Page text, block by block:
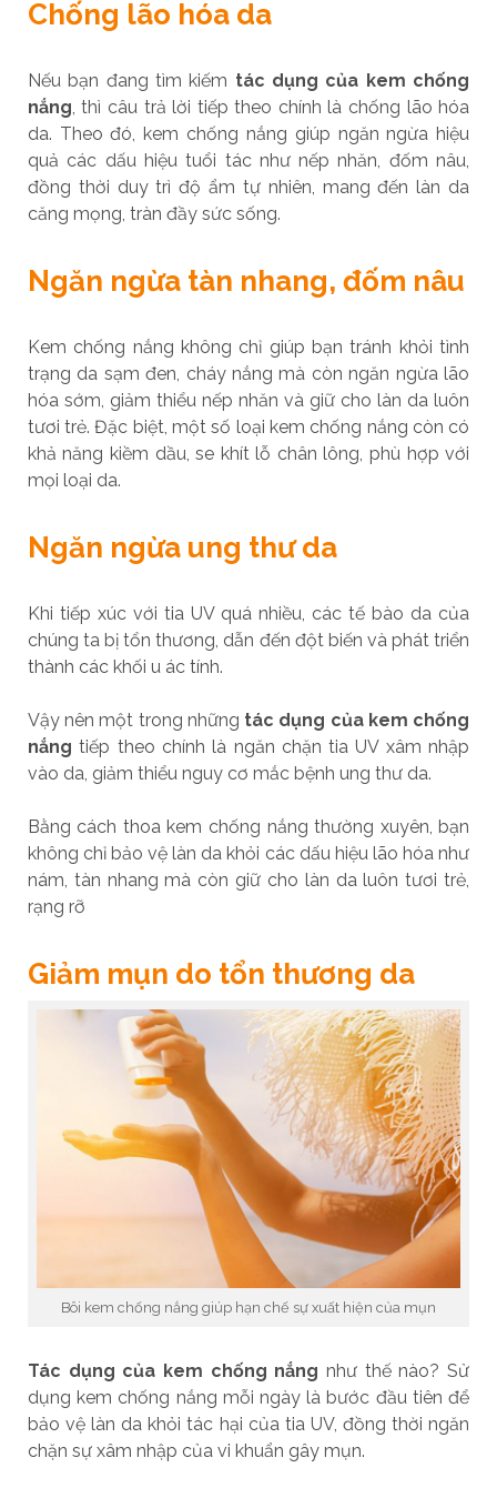
Chống lão hóa da
Nếu bạn đang tìm kiếm tác dụng của kem chống
nắng, thì câu trả lời tiếp theo chính là chống lão hóa
da. Theo đó, kem chống nắng giúp ngăn ngừa hiệu
quả các dấu hiệu tuổi tác như nếp nhăn, đốm nâu,
đồng thời duy trì độ ẩm tự nhiên, mang đến làn da
căng mọng, tràn đầy sức sống.
Ngăn ngừa tàn nhang, đốm nâu
Kem chống nắng không chỉ giúp bạn tránh khỏi tình
trạng da sạm đen, cháy nắng mà còn ngăn ngừa lão
hóa sớm, giảm thiểu nếp nhăn và giữ cho làn da luôn
tươi trẻ. Đặc biệt, một số loại kem chống nắng còn có
khả năng kiềm dầu, se khít lỗ chân lông, phù hợp với
mọi loại da.
Ngăn ngừa ung thư da
Khi tiếp xúc với tia UV quá nhiều, các tế bào da của
chúng ta bị tổn thương, dẫn đến đột biến và phát triển
thành các khối u ác tính.
Vậy nên một trong những tác dụng của kem chống
nắng tiếp theo chính là ngăn chặn tia UV xâm nhập
vào da, giảm thiểu nguy cơ mắc bệnh ung thư da.
Bằng cách thoa kem chống nắng thường xuyên, bạn
không chỉ bảo vệ làn da khỏi các dấu hiệu lão hóa như
nám, tàn nhang mà còn giữ cho làn da luôn tươi trẻ,
rạng rỡ
Giảm mụn do tổn thương da
Bôi kem chống nắng giúp hạn chế sự xuất hiện của mụn
Tác dụng của kem chống nắng như thế nào? Sử
dụng kem chống nắng mỗi ngày là bước đầu tiên để
bảo vệ làn da khỏi tác hại của tia UV, đồng thời ngăn
chặn sự xâm nhập của vi khuẩn gây mụn.